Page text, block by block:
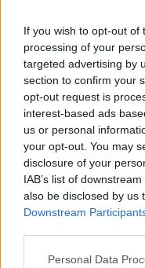
If you wish to opt-out of
processing of your
targeted advertising by
section to confirm your
opt-out request is
interest-based ads
us or personal
your opt-out. You may
disclosure of your
IAB’s list of
also be disclosed by us
Downstream
Please note that this
Personal Data
2020.08.10
Útépítés